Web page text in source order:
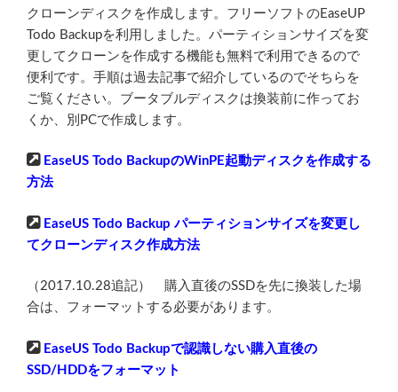
クローンディスクを作成します。フリーソフトのEaseUP
Todo Backupを利用しました。パーティションサイズを変
更してクローンを作成する機能も無料で利用できるので
便利です。手順は過去記事で紹介しているのでそちらを
ご覧ください。ブータブルディスクは換装前に作ってお
くか、別PCで作成します。
EaseUS Todo BackupのWinPE起動ディスクを作成する
方法
EaseUS Todo Backup パーティションサイズを変更し
てクローンディスク作成方法
（2017.10.28追記） 購入直後のSSDを先に換装した場
合は、フォーマットする必要があります。
EaseUS Todo Backupで認識しない購入直後の
SSD/HDDをフォーマット